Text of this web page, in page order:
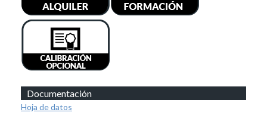
Documentación
Hoja de datos